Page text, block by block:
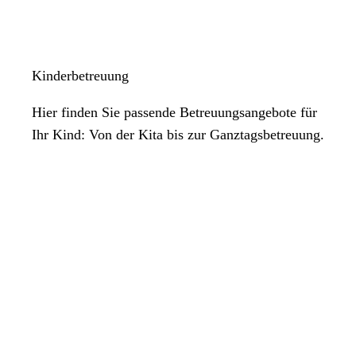
Kinderbetreuung
Hier finden Sie passende Betreuungsangebote für
Ihr Kind: Von der Kita bis zur Ganztagsbetreuung.